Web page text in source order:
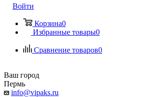
Войти
Корзина0
Избранные товары0
Сравнение товаров0
Ваш город
Пермь
info@vipaks.ru